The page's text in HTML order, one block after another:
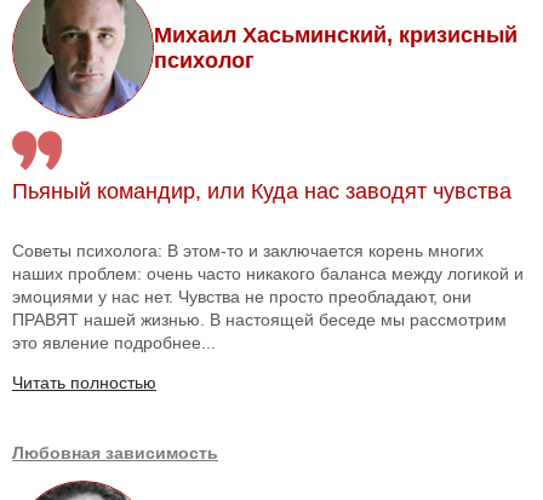
Михаил Хасьминский, кризисный
психолог
Пьяный командир, или Куда нас заводят чувства
Советы психолога: В этом-то и заключается корень многих
наших проблем: очень часто никакого баланса между логикой и
эмоциями у нас нет. Чувства не просто преобладают, они
ПРАВЯТ нашей жизнью. В настоящей беседе мы рассмотрим
это явление подробнее...
Читать полностью
Любовная зависимость